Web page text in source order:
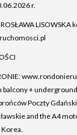
r.
LISOWSKA
+
Poczty
and the A4